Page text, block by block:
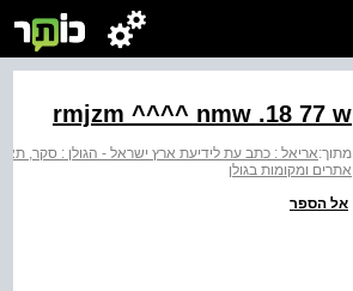
‭rmjzm ^^^^ nmw .18 77 w‬
מתוך:אריאל : כתב עת לידיעת ארץ ישראל - הגולן : סקר,
אתרים ומקומות בגולן
אל הספר